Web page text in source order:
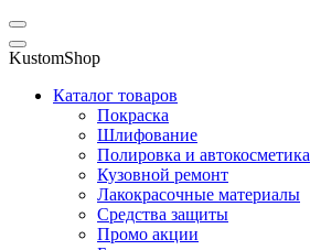
KustomShop
Каталог товаров
Покраска
Шлифование
Полировка и автокосметика
Кузовной ремонт
Лакокрасочные материалы
Средства защиты
Промо акции